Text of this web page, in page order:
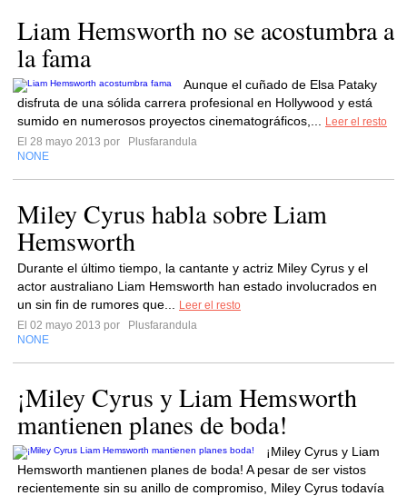
Liam Hemsworth no se acostumbra a
la fama
Aunque el cuñado de Elsa Pataky
disfruta de una sólida carrera profesional en Hollywood y está
sumido en numerosos proyectos cinematográficos,...
Leer el resto
El 28 mayo 2013 por
Plusfarandula
NONE
Miley Cyrus habla sobre Liam
Hemsworth
Durante el último tiempo, la cantante y actriz Miley Cyrus y el
actor australiano Liam Hemsworth han estado involucrados en
un sin fin de rumores que...
Leer el resto
El 02 mayo 2013 por
Plusfarandula
NONE
¡Miley Cyrus y Liam Hemsworth
mantienen planes de boda!
¡Miley Cyrus y Liam
Hemsworth mantienen planes de boda! A pesar de ser vistos
recientemente sin su anillo de compromiso, Miley Cyrus todavía